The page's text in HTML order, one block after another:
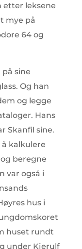
etter leksene
mye på
64 og
sine
Og han
og legge
Hans
Skanfil sine.
kalkulere
beregne
var også i
hus i
huset rundt
under Kjerulf